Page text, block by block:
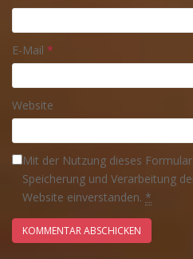
E-Mail *
Website
Mit der Nutzung dieses
Speicherung und Verarbeitung
Website einverstanden. *